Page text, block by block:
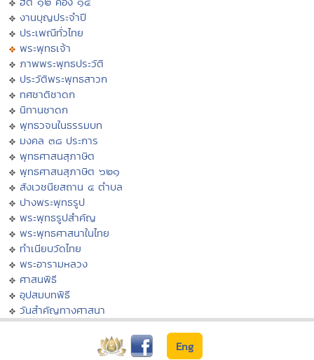
งานบุญประจำปี
ประเพณีทั่วไทย
พระพุทธเจ้า
ภาพพระพุทธประวัติ
ประวัติพระพุทธสาวก
ทศชาติชาดก
นิทานชาดก
พุทธวจนในธรรมบท
มงคล ๓๘ ประการ
พุทธศาสนสุภาษิต
พุทธศาสนสุภาษิต ๖๒๑
สังเวชนียสถาน ๔ ตำบล
ปางพระพุทธรูป
พระพุทธรูปสำคัญ
พระพุทธศาสนาในไทย
ทำเนียบวัดไทย
พระอารามหลวง
ศาสนพิธี
อุปสมบทพิธี
วันสำคัญทางศาสนา
Eng